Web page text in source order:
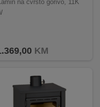
na čvrsto gorivo, 11K
KM